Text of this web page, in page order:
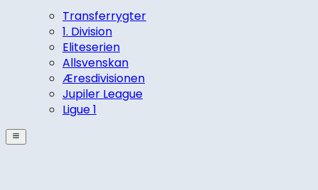
Transferrygter
1. Division
Eliteserien
Allsvenskan
Æresdivisionen
Jupiler League
Ligue 1